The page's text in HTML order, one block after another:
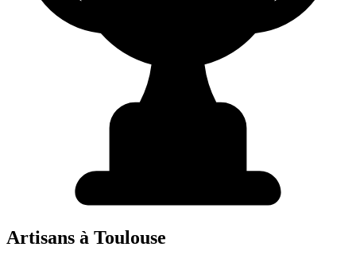
Artisans à Toulouse